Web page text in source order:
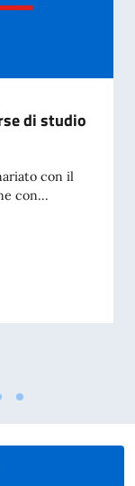
di studio
con il
con...
di studio in Design,